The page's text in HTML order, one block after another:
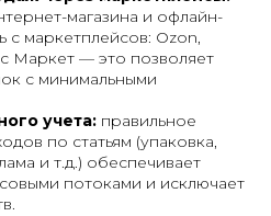
магазина и офлайн-
с маркетплейсов: Ozon,
Маркет — это позволяет
с минимальными
учета: правильное
по статьям (упаковка,
и т.д.) обеспечивает
потоками и исключает